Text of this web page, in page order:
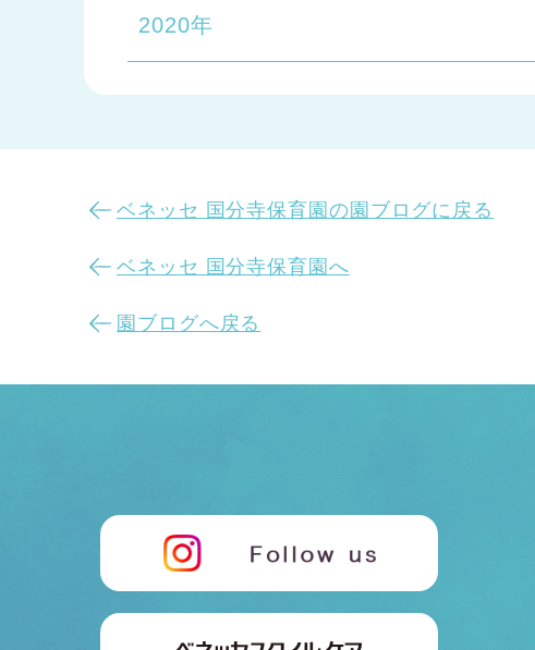
2020年
ベネッセ 国分寺保育園の園ブログに戻る
ベネッセ 国分寺保育園へ
園ブログへ戻る